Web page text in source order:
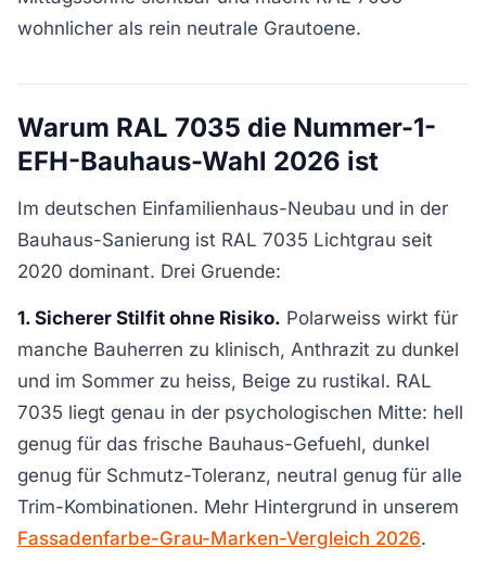
wohnlicher als rein neutrale Grautoene.
Warum RAL 7035 die Nummer-1-
EFH-Bauhaus-Wahl 2026 ist
Im deutschen Einfamilienhaus-Neubau und in der
Bauhaus-Sanierung ist RAL 7035 Lichtgrau seit
2020 dominant. Drei Gruende:
1. Sicherer Stilfit ohne Risiko. Polarweiss wirkt für
manche Bauherren zu klinisch, Anthrazit zu dunkel
und im Sommer zu heiss, Beige zu rustikal. RAL
7035 liegt genau in der psychologischen Mitte: hell
genug für das frische Bauhaus-Gefuehl, dunkel
genug für Schmutz-Toleranz, neutral genug für alle
Trim-Kombinationen. Mehr Hintergrund in unserem
Fassadenfarbe-Grau-Marken-Vergleich 2026.